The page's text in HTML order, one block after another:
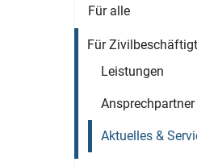
Für alle
Für
Leistungen
Ansprechpartner
Aktuelles &